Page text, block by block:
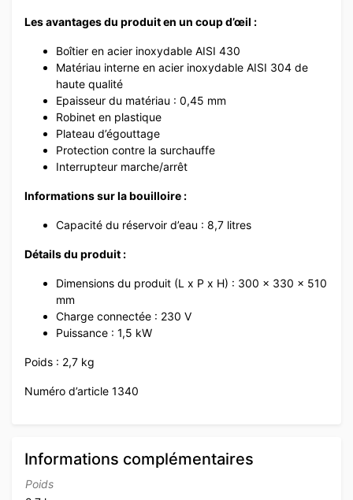
Les avantages du produit en un coup d’œil :
Boîtier en acier inoxydable AISI 430
Matériau interne en acier inoxydable AISI 304 de
haute qualité
Epaisseur du matériau : 0,45 mm
Robinet en plastique
Plateau d’égouttage
Protection contre la surchauffe
Interrupteur marche/arrêt
Informations sur la bouilloire :
Capacité du réservoir d’eau : 8,7 litres
Détails du produit :
Dimensions du produit (L x P x H) : 300 x 330 x 510
mm
Charge connectée : 230 V
Puissance : 1,5 kW
Poids : 2,7 kg
Numéro d’article 1340
Informations complémentaires
Poids